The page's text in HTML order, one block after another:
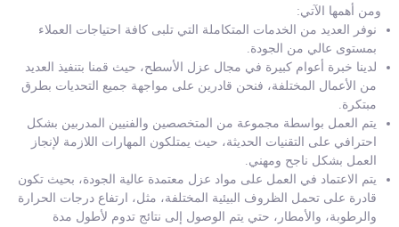
ومن أهمها الآتي:
نوفر العديد من الخدمات المتكاملة التي تلبى كافة احتياجات العملاء
بمستوى عالي من الجودة.
لدينا خبرة أعوام كبيرة في مجال عزل الأسطح، حيث قمنا بتنفيذ العديد
من الأعمال المختلفة، فنحن قادرين على مواجهة جميع التحديات بطرق
مبتكرة.
يتم العمل بواسطة مجموعة من المتخصصين والفنيين المدربين بشكل
احترافي على التقنيات الحديثة، حيث يمتلكون المهارات اللازمة لإنجاز
العمل بشكل ناجح ومهني.
يتم الاعتماد في العمل على مواد عزل معتمدة عالية الجودة، بحيث تكون
قادرة على تحمل الظروف البيئية المختلفة، مثل، ارتفاع درجات الحرارة
والرطوبة، والأمطار، حتي يتم الوصول إلى نتائج تدوم لأطول مدة